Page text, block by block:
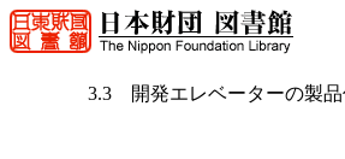
3.3 開発エレベーターの製品